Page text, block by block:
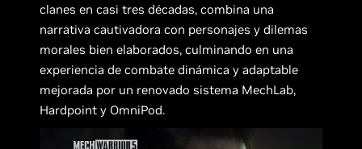
clanes en casi tres décadas, combina una
narrativa cautivadora con personajes y dilemas
morales bien elaborados, culminando en una
experiencia de combate dinámica y adaptable
mejorada por un renovado sistema MechLab,
Hardpoint y OmniPod.